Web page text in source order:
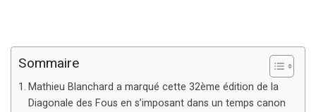
Sommaire
Mathieu Blanchard a marqué cette 32ème édition de la
Diagonale des Fous en s’imposant dans un temps canon